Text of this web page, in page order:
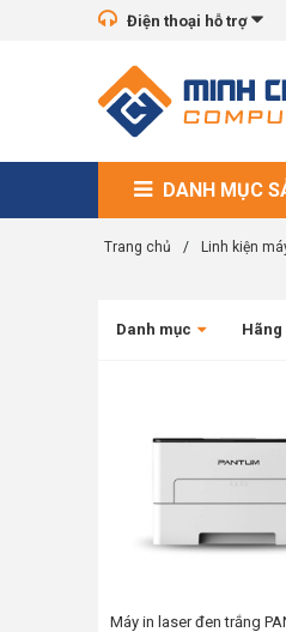
Điện thoại hỗ trợ
DANH MỤC
Trang chủ / Linh kiện
Danh mục Hãng
Máy in laser đen trắng